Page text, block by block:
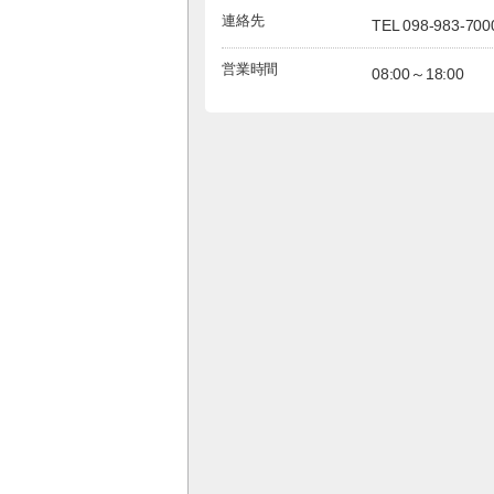
連絡先 TEL 098-983-
営業時間 08:00～18:00